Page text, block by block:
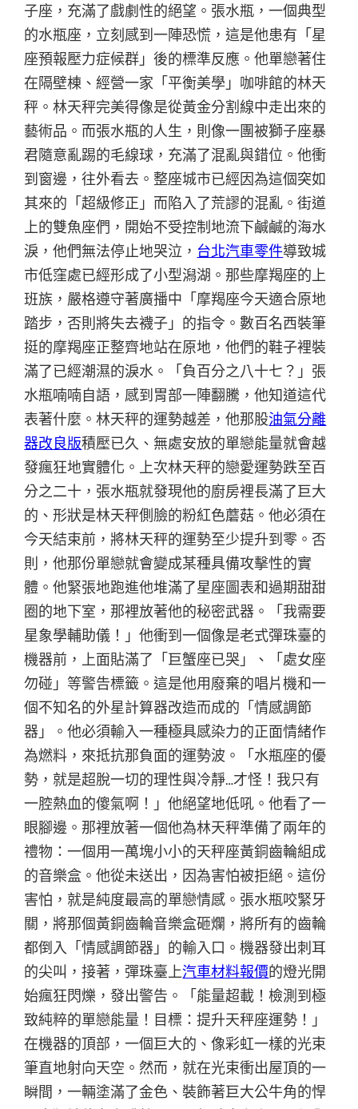
子座，充滿了戲劇性的絕望。張水瓶，一個典型
的水瓶座，立刻感到一陣恐慌，這是他患有「星
座預報壓力症候群」後的標準反應。他單戀著住
在隔壁棟、經營一家「平衡美學」咖啡館的林天
秤。林天秤完美得像是從黃金分割線中走出來的
藝術品。而張水瓶的人生，則像一團被獅子座暴
君隨意亂踢的毛線球，充滿了混亂與錯位。他衝
到窗邊，往外看去。整座城市已經因為這個突如
其來的「超級修正」而陷入了荒謬的混亂。街道
上的雙魚座們，開始不受控制地流下鹹鹹的海水
淚，他們無法停止地哭泣， 台北汽車零件導致城
市低窪處已經形成了小型潟湖。那些摩羯座的上
班族，嚴格遵守著廣播中「摩羯座今天適合原地
踏步，否則將失去襪子」的指令。數百名西裝筆
挺的摩羯座正整齊地站在原地，他們的鞋子裡裝
滿了已經潮濕的淚水。「負百分之八十七？」張
水瓶喃喃自語，感到胃部一陣翻騰，他知道這代
表著什麼。林天秤的運勢越差，他那股油氣分離
器改良版積壓已久、無處安放的單戀能量就會越
發瘋狂地實體化。上次林天秤的戀愛運勢跌至百
分之二十，張水瓶就發現他的廚房裡長滿了巨大
的、形狀是林天秤側臉的粉紅色蘑菇。他必須在
今天結束前，將林天秤的運勢至少提升到零。否
則，他那份單戀就會變成某種具備攻擊性的實
體。他緊張地跑進他堆滿了星座圖表和過期甜甜
圈的地下室，那裡放著他的秘密武器。「我需要
星象學輔助儀！」他衝到一個像是老式彈珠臺的
機器前，上面貼滿了「巨蟹座已哭」、「處女座
勿碰」等警告標籤。這是他用廢棄的唱片機和一
個不知名的外星計算器改造而成的「情感調節
器」。他必須輸入一種極具感染力的正面情緒作
為燃料，來抵抗那負面的運勢波。「水瓶座的優
勢，就是超脫一切的理性與冷靜…才怪！我只有
一腔熱血的傻氣啊！」他絕望地低吼。他看了一
眼腳邊。那裡放著一個他為林天秤準備了兩年的
禮物：一個用一萬塊小小的天秤座黃銅齒輪組成
的音樂盒。他從未送出，因為害怕被拒絕。這份
害怕，就是純度最高的單戀情感。張水瓶咬緊牙
關，將那個黃銅齒輪音樂盒砸爛，將所有的齒輪
都倒入「情感調節器」的輸入口。機器發出刺耳
的尖叫，接著，彈珠臺上汽車材料報價的燈光開
始瘋狂閃爍，發出警告。「能量超載！檢測到極
致純粹的單戀能量！目標：提升天秤座運勢！」
在機器的頂部，一個巨大的、像彩虹一樣的光束
筆直地射向天空。然而，就在光束衝出屋頂的一
瞬間，一輛塗滿了金色、裝飾著巨大公牛角的悍